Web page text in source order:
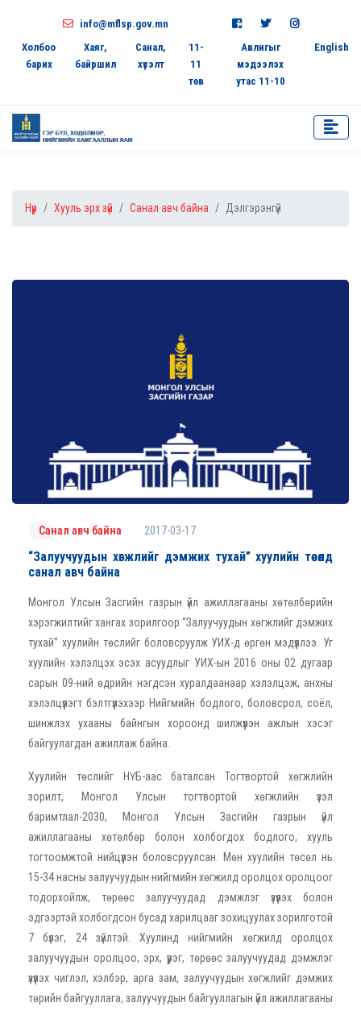
info@mflsp.gov.mn
Холбоо
барих
Хаяг,
байршил
Санал,
хүсэлт
11-
11
төв
Авлигыг
мэдээлэх
утас 11-10
English
Нүүр Хууль эрх зүй Санал авч байна Дэлгэрэнгүй
Санал авч байна 2017-03-17
“Залуучуудын хөгжлийг дэмжих тухай” хуулийн төсөлд
санал авч байна
Монгол Улсын Засгийн газрын үйл ажиллагааны хөтөлбөрийн
хэрэгжилтийг хангах зорилгоор “Залуучуудын хөгжлийг дэмжих
тухай” хуулийн төслийг боловсруулж УИХ-д өргөн мэдүүллээ. Уг
хуулийн хэлэлцэх эсэх асуудлыг УИХ-ын 2016 оны 02 дугаар
сарын 09-ний өдрийн нэгдсэн хуралдаанаар хэлэлцэж, анхны
хэлэлцүүлэгт бэлтгүүлэхээр Нийгмийн бодлого, боловсрол, соёл,
шинжлэх ухааны байнгын хороонд шилжүүлэн ажлын хэсэг
байгуулагдан ажиллаж байна.
Хуулийн төслийг НҮБ-аас баталсан Тогтвортой хөгжлийн
зорилт, Монгол Улсын тогтвортой хөгжлийн үзэл
баримтлал-2030, Монгол Улсын Засгийн газрын үйл
ажиллагааны хөтөлбөр болон холбогдох бодлого, хууль
тогтоомжтой нийцүүлэн боловсруулсан. Мөн хуулийн төсөл нь
15-34 насны залуучуудын нийгмийн хөгжилд оролцох оролцоог
тодорхойлж, төрөөс залуучуудад дэмжлэг үзүүлэх болон
эдгээртэй холбогдсон бусад харилцааг зохицуулах зорилготой
7 бүлэг, 24 зүйлтэй. Хуулинд нийгмийн хөгжилд оролцох
залуучуудын оролцоо, эрх, үүрэг, төрөөс залуучуудад дэмжлэг
үзүүлэх чиглэл, хэлбэр, арга зам, залуучуудын хөгжлийг дэмжих
төрийн байгууллага, залуучуудын байгууллагын үйл ажиллагааны